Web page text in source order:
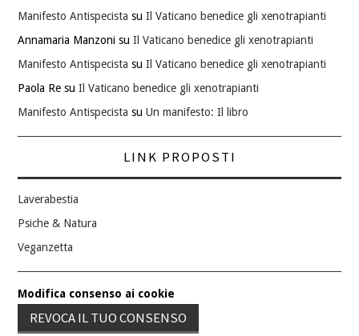
Manifesto Antispecista suIl Vaticano benedice gli xenotrapianti
Annamaria Manzoni suIl Vaticano benedice gli xenotrapianti
Manifesto Antispecista suIl Vaticano benedice gli xenotrapianti
Paola Re suIl Vaticano benedice gli xenotrapianti
Manifesto Antispecista suUn manifesto: Il libro
LINK PROPOSTI
Laverabestia
Psiche & Natura
Veganzetta
Modifica consenso ai cookie
REVOCA IL TUO CONSENSO